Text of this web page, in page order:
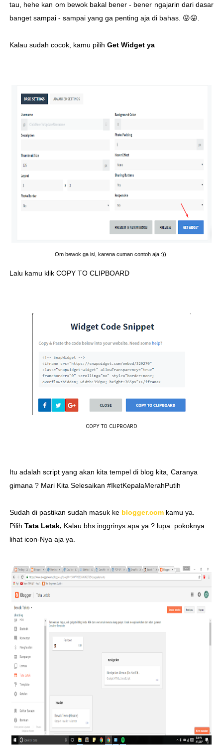
tau, hehe kan om bewok bakal bener - bener ngajarin dari dasar
banget sampai - sampai yang ga penting aja di bahas. 😛😛.
Kalau sudah cocok, kamu pilih Get Widget ya
Om bewok ga isi, karena cuman contoh aja :))
Lalu kamu klik COPY TO CLIPBOARD
COPY TO CLIPBOARD
Itu adalah script yang akan kita tempel di blog kita, Caranya
gimana ? Mari Kita Selesaikan #IketKepalaMerahPutih
Sudah di pastikan sudah masuk ke blogger.comkamu ya.
Pilih Tata Letak, Kalau bhs inggrinys apa ya ? lupa. pokoknya
lihat icon-Nya aja ya.